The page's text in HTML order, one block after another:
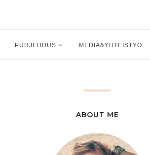
PURJEHDUS MEDIA&YHTEISTYÖ
ABOUT ME